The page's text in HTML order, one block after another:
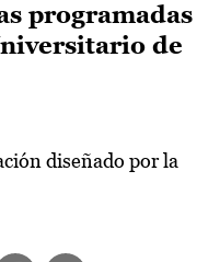
programadas
de
diseñado por la